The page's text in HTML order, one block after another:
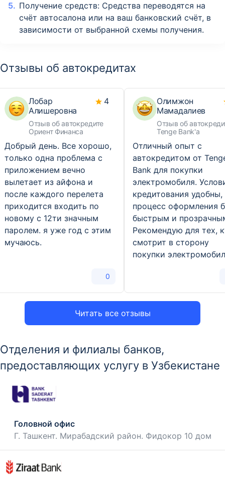
Получение средств: Средства переводятся на
счёт автосалона или на ваш банковский счёт, в
зависимости от выбранной схемы получения.
Отзывы об автокредитах
Читать все отзывы
Лобар
Алишеровна
Отзыв об автокредите
Ориент Финанса
4
Добрый день. Все хорошо,
только одна проблема с
приложением вечно
вылетает из айфона и
после каждого перелета
приходится входить по
новому с 12ти значным
паролем. я уже год с этим
мучаюсь.
0
Олимжон
Мамадалиев
Отзыв об
Tenge Bank'а
Отличный опыт с
автокредитом от
Bank для покупки
электромобиля.
кредитования удобны,
процесс оформления
быстрым и
Рекомендую для тех,
смотрит в сторону
покупки
Отделения и филиалы банков,
предоставляющих услугу в Узбекистане
Головной офис
Г. Ташкент. Мирабадский район. Фидокор 10 дом